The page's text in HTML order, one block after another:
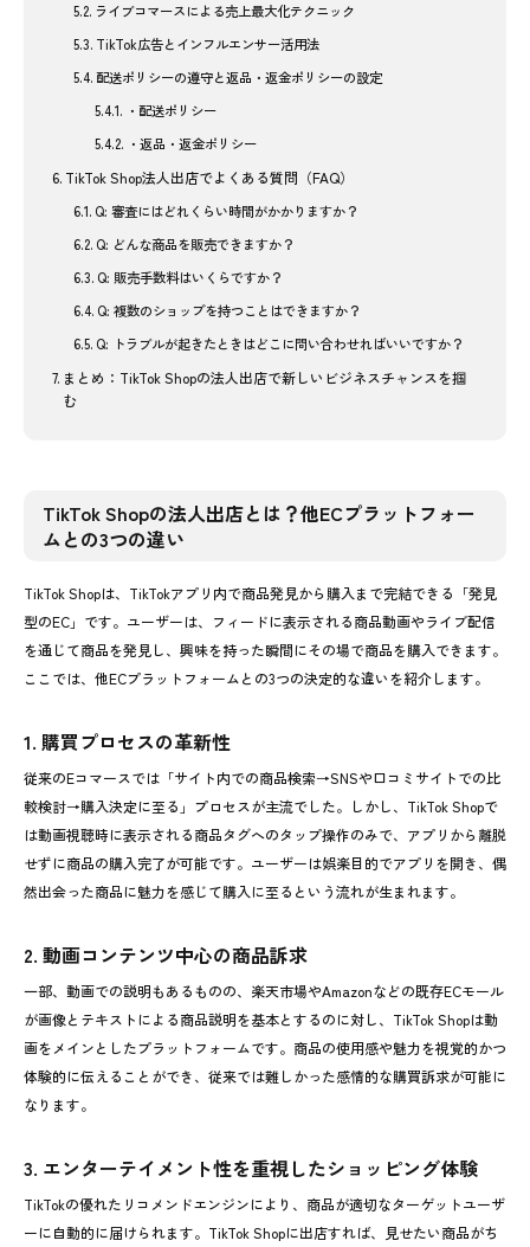
ライブコマースによる売上最大化テクニック
TikTok広告とインフルエンサー活用法
配送ポリシーの遵守と返品・返金ポリシーの設定
・配送ポリシー
・返品・返金ポリシー
TikTok Shop法人出店でよくある質問（FAQ）
Q: 審査にはどれくらい時間がかかりますか？
Q: どんな商品を販売できますか？
Q: 販売手数料はいくらですか？
Q: 複数のショップを持つことはできますか？
Q: トラブルが起きたときはどこに問い合わせればいいですか？
まとめ：TikTok Shopの法人出店で新しいビジネスチャンスを掴
む
TikTok Shopの法人出店とは？他ECプラットフォー
ムとの3つの違い
TikTok Shopは、TikTokアプリ内で商品発見から購入まで完結できる「発見
型のEC」です。ユーザーは、フィードに表示される商品動画やライブ配信
を通じて商品を発見し、興味を持った瞬間にその場で商品を購入できます。
ここでは、他ECプラットフォームとの3つの決定的な違いを紹介します。
1. 購買プロセスの革新性
従来のEコマースでは「サイト内での商品検索→SNSや口コミサイトでの比
較検討→購入決定に至る」プロセスが主流でした。しかし、TikTok Shopで
は動画視聴時に表示される商品タグへのタップ操作のみで、アプリから離脱
せずに商品の購入完了が可能です。ユーザーは娯楽目的でアプリを開き、偶
然出会った商品に魅力を感じて購入に至るという流れが生まれます。
2. 動画コンテンツ中心の商品訴求
一部、動画での説明もあるものの、楽天市場やAmazonなどの既存ECモール
が画像とテキストによる商品説明を基本とするのに対し、TikTok Shopは動
画をメインとしたプラットフォームです。商品の使用感や魅力を視覚的かつ
体験的に伝えることができ、従来では難しかった感情的な購買訴求が可能に
なります。
3. エンターテイメント性を重視したショッピング体験
TikTokの優れたリコメンドエンジンにより、商品が適切なターゲットユーザ
ーに自動的に届けられます。TikTok Shopに出店すれば、見せたい商品がち